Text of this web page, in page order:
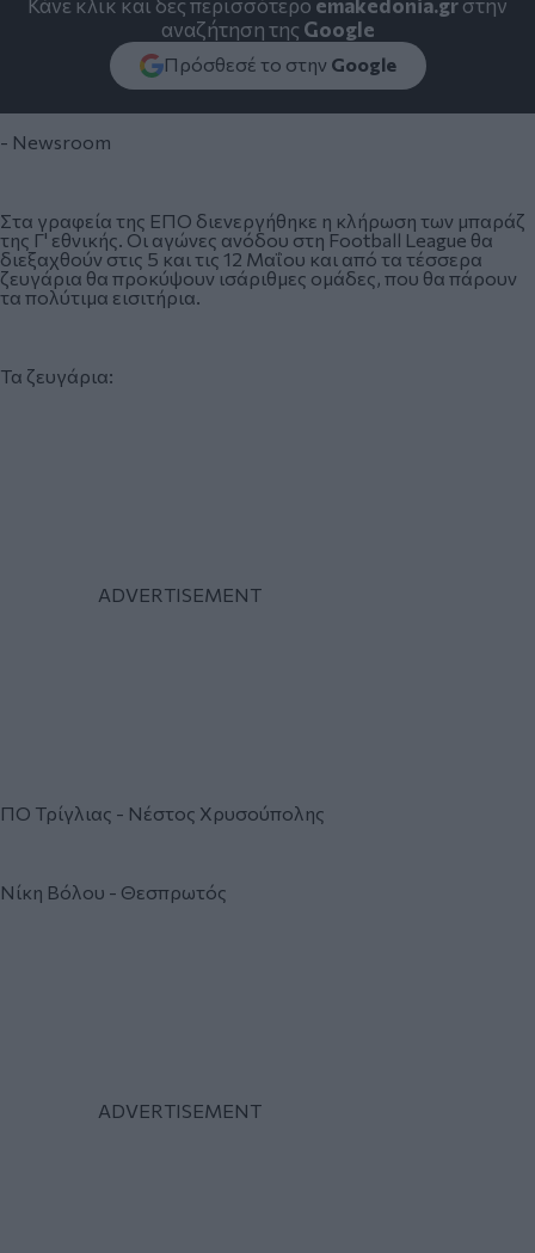
Κάνε κλικ και δες περισσότερο emakedonia.grστην
αναζήτηση της Google
Πρόσθεσέ το στην Google
- Newsroom
Στα γραφεία της ΕΠΟ διενεργήθηκε η κλήρωση των μπαράζ
της Γ' εθνικής. Οι αγώνες ανόδου στη Football League θα
διεξαχθούν στις 5 και τις 12 Μαΐου και από τα τέσσερα
ζευγάρια θα προκύψουν ισάριθμες ομάδες, που θα πάρουν
τα πολύτιμα εισιτήρια.
Τα ζευγάρια:
ΠΟ Τρίγλιας - Νέστος Χρυσούπολης
Νίκη Βόλου - Θεσπρωτός